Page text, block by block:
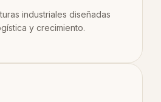
industriales diseñadas
y crecimiento.